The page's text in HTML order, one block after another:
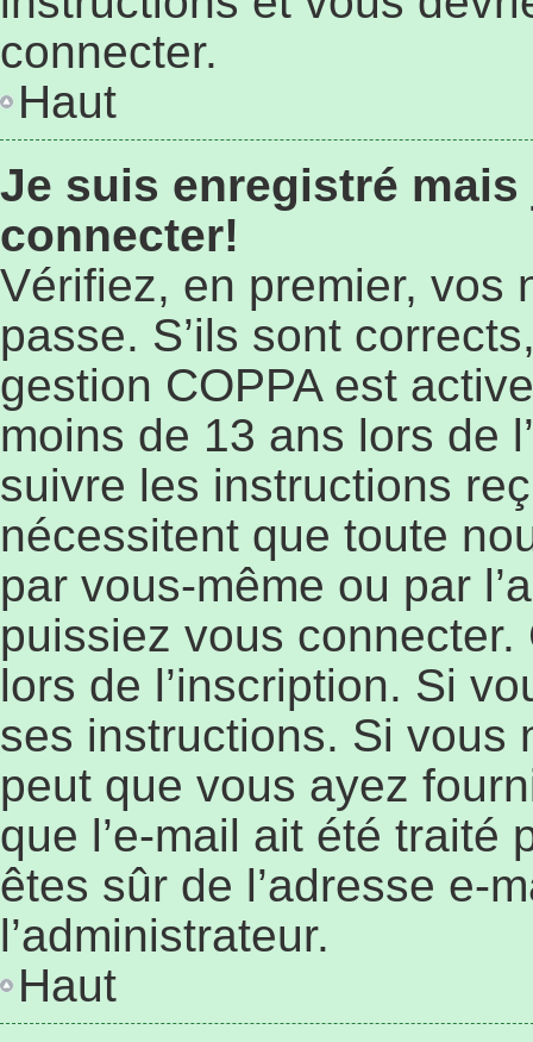
connecter.
Haut
Je suis enregistré mais
connecter!
Vérifiez, en premier, vos
passe. S’ils sont
gestion COPPA est
moins de 13 ans lors de
suivre les instructions
nécessitent que toute
par vous-même ou par
puissiez vous
lors de l’inscription. Si
ses instructions. Si vous
peut que vous ayez
que l’e-mail ait été traité
êtes sûr de l’adresse e-
l’administrateur.
Haut